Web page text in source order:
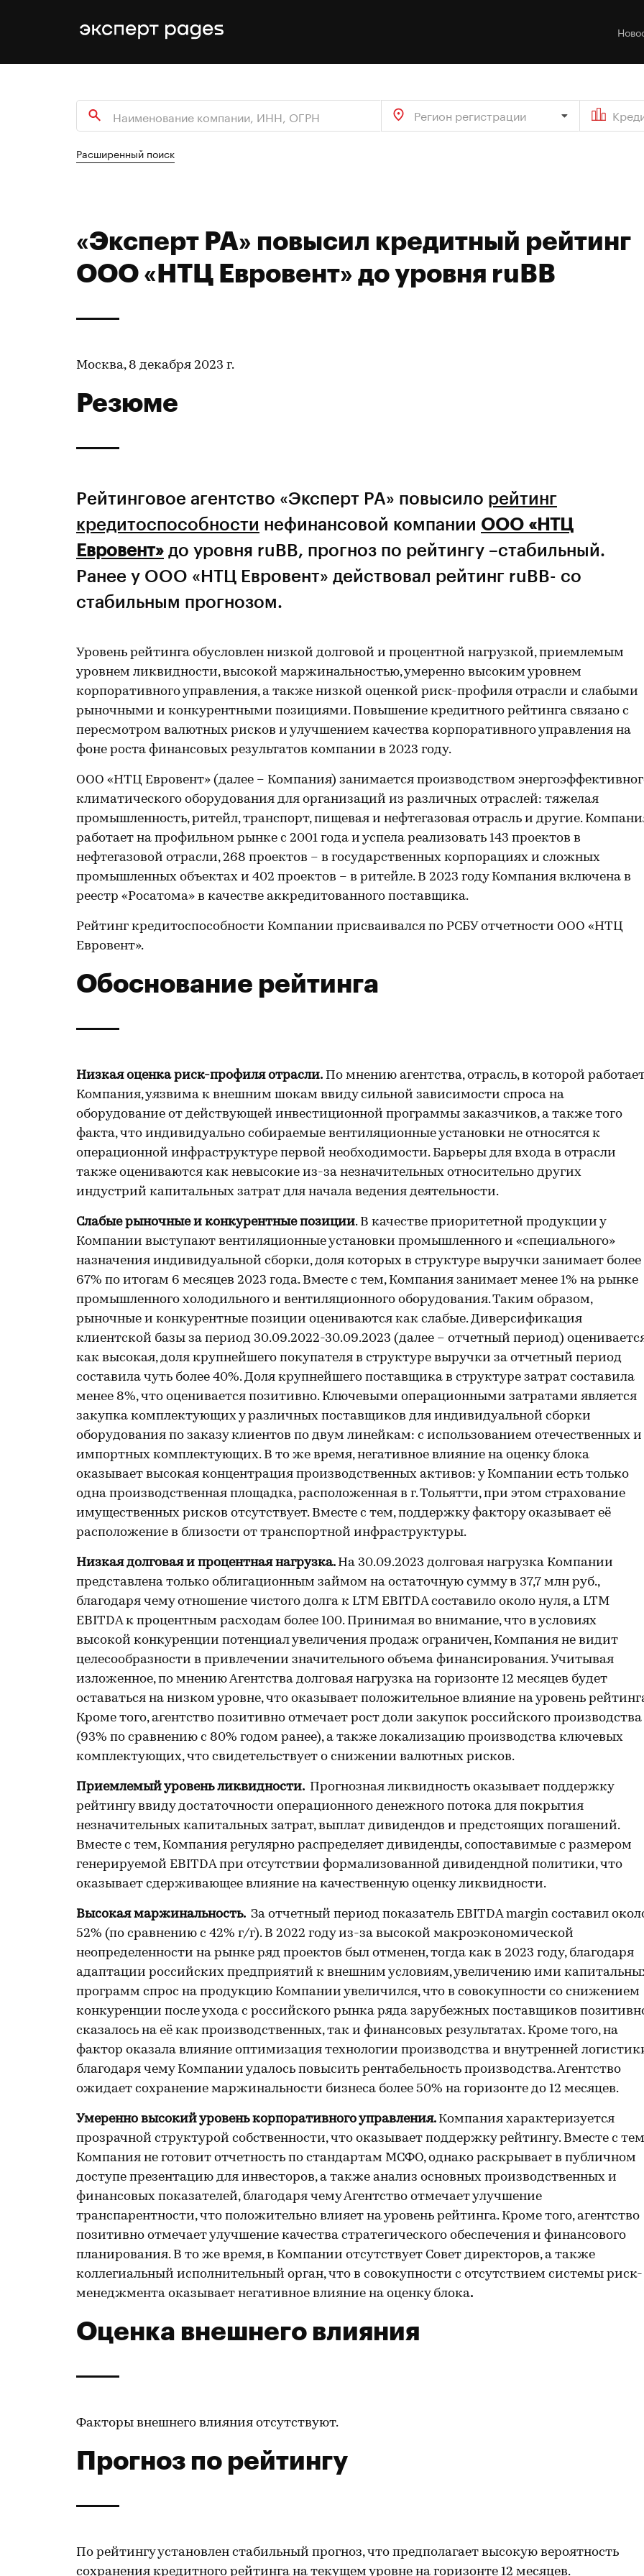
Регион регистрации
Расширенный поиск
«Эксперт РА» повысил кредитный рейтинг
ООО «НТЦ Евровент» до уровня ruBB
Москва, 8 декабря 2023 г.
Резюме
Рейтинговое агентство «Эксперт РА» повысило рейтинг
кредитоспособности нефинансовой компании ООО «НТЦ
Евровент» до уровня ruBB, прогноз по рейтингу –стабильный.
Ранее у ООО «НТЦ Евровент» действовал рейтинг ruBB- со
стабильным прогнозом.
Уровень рейтинга обусловлен низкой долговой и процентной нагрузкой, приемлемым
уровнем ликвидности, высокой маржинальностью, умеренно высоким уровнем
корпоративного управления, а также низкой оценкой риск-профиля отрасли и слабыми
рыночными и конкурентными позициями. Повышение кредитного рейтинга связано с
пересмотром валютных рисков и улучшением качества корпоративного управления на
фоне роста финансовых результатов компании в 2023 году.
ООО «НТЦ Евровент» (далее – Компания) занимается производством
климатического оборудования для организаций из различных отраслей: тяжелая
промышленность, ритейл, транспорт, пищевая и нефтегазовая отрасль и другие.
работает на профильном рынке с 2001 года и успела реализовать 143 проектов в
нефтегазовой отрасли, 268 проектов – в государственных корпорациях и сложных
промышленных объектах и 402 проектов – в ритейле. В 2023 году Компания включена в
реестр «Росатома» в качестве аккредитованного поставщика.
Рейтинг кредитоспособности Компании присваивался по РСБУ отчетности ООО «НТЦ
Евровент».
Обоснование рейтинга
Низкая оценка риск-профиля отрасли. По мнению агентства, отрасль, в которой
Компания, уязвима к внешним шокам ввиду сильной зависимости спроса на
оборудование от действующей инвестиционной программы заказчиков, а также того
факта, что индивидуально собираемые вентиляционные установки не относятся к
операционной инфраструктуре первой необходимости. Барьеры для входа в отрасли
также оцениваются как невысокие из-за незначительных относительно других
индустрий капитальных затрат для начала ведения деятельности.
Слабые рыночные и конкурентные позиции. В качестве приоритетной продукции у
Компании выступают вентиляционные установки промышленного и «специального»
назначения индивидуальной сборки, доля которых в структуре выручки занимает более
67% по итогам 6 месяцев 2023 года. Вместе с тем, Компания занимает менее 1% на рынке
промышленного холодильного и вентиляционного оборудования. Таким образом,
рыночные и конкурентные позиции оцениваются как слабые. Диверсификация
клиентской базы за период 30.09.2022-30.09.2023 (далее – отчетный период)
как высокая, доля крупнейшего покупателя в структуре выручки за отчетный период
составила чуть более 40%. Доля крупнейшего поставщика в структуре затрат составила
менее 8%, что оценивается позитивно. Ключевыми операционными затратами является
закупка комплектующих у различных поставщиков для индивидуальной сборки
оборудования по заказу клиентов по двум линейкам: с использованием отечественных и
импортных комплектующих. В то же время, негативное влияние на оценку блока
оказывает высокая концентрация производственных активов: у Компании есть только
одна производственная площадка, расположенная в г. Тольятти, при этом страхование
имущественных рисков отсутствует. Вместе с тем, поддержку фактору оказывает её
расположение в близости от транспортной инфраструктуры.
Низкая долговая и процентная нагрузка. На 30.09.2023 долговая нагрузка Компании
представлена только облигационным займом на остаточную сумму в 37,7 млн руб.,
благодаря чему отношение чистого долга к LTM EBITDA составило около нуля, а LTM
EBITDA к процентным расходам более 100. Принимая во внимание, что в условиях
высокой конкуренции потенциал увеличения продаж ограничен, Компания не видит
целесообразности в привлечении значительного объема финансирования. Учитывая
изложенное, по мнению Агентства долговая нагрузка на горизонте 12 месяцев будет
оставаться на низком уровне, что оказывает положительное влияние на уровень
Кроме того, агентство позитивно отмечает рост доли закупок российского производства
(93% по сравнению с 80% годом ранее), а также локализацию производства ключевых
комплектующих, что свидетельствует о снижении валютных рисков.
Приемлемый уровень ликвидности. Прогнозная ликвидность оказывает поддержку
рейтингу ввиду достаточности операционного денежного потока для покрытия
незначительных капитальных затрат, выплат дивидендов и предстоящих погашений.
Вместе с тем, Компания регулярно распределяет дивиденды, сопоставимые с размером
генерируемой EBITDA при отсутствии формализованной дивидендной политики, что
оказывает сдерживающее влияние на качественную оценку ликвидности.
Высокая маржинальность. За отчетный период показатель EBITDA margin составил
52% (по сравнению с 42% г/г). В 2022 году из-за высокой макроэкономической
неопределенности на рынке ряд проектов был отменен, тогда как в 2023 году, благодаря
адаптации российских предприятий к внешним условиям, увеличению ими
программ спрос на продукцию Компании увеличился, что в совокупности со снижением
конкуренции после ухода с российского рынка ряда зарубежных поставщиков
сказалось на её как производственных, так и финансовых результатах. Кроме того, на
фактор оказала влияние оптимизация технологии производства и внутренней
благодаря чему Компании удалось повысить рентабельность производства. Агентство
ожидает сохранение маржинальности бизнеса более 50% на горизонте до 12 месяцев.
Умеренно высокий уровень корпоративного управления. Компания характеризуется
прозрачной структурой собственности, что оказывает поддержку рейтингу. Вместе с
Компания не готовит отчетность по стандартам МСФО, однако раскрывает в публичном
доступе презентацию для инвесторов, а также анализ основных производственных и
финансовых показателей, благодаря чему Агентство отмечает улучшение
транспарентности, что положительно влияет на уровень рейтинга. Кроме того, агентство
позитивно отмечает улучшение качества стратегического обеспечения и финансового
планирования. В то же время, в Компании отсутствует Совет директоров, а также
коллегиальный исполнительный орган, что в совокупности с отсутствием системы риск-
менеджмента оказывает негативное влияние на оценку блока.
Оценка внешнего влияния
Факторы внешнего влияния отсутствуют.
Прогноз по рейтингу
По рейтингу установлен стабильный прогноз, что предполагает высокую вероятность
сохранения кредитного рейтинга на текущем уровне на горизонте 12 месяцев.